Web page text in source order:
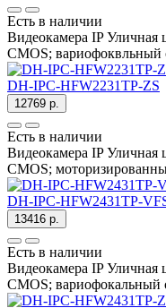
Есть в наличии
Видеокамера IP Уличная
CMOS; вариофоквльный
DH-IPC-HFW2231TP-ZS
12769 р.
Есть в наличии
Видеокамера IP Уличная
CMOS;
DH-IPC-HFW2431TP-
13416 р.
Есть в наличии
Видеокамера IP Уличная
CMOS; вариофокальный